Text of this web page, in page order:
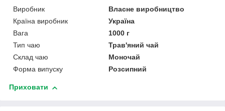
Виробник
Власне виробництво
Країна виробник
Україна
Вага
1000 г
Тип чаю
Трав'яний чай
Склад чаю
Моночай
Форма випуску
Розсипний
Приховати